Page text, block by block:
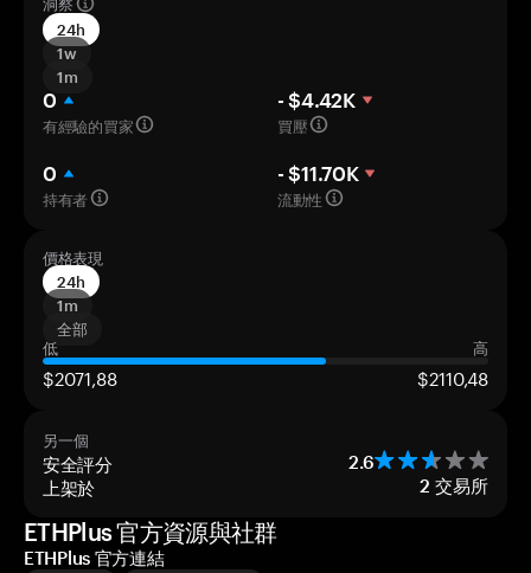
24h
1w
1m
0
有經驗的買家
- $4.42K
買壓
0
持有者
- $11.70K
流動性
價格表現
24h
1m
全部
低
高
$2071,88 $2110,48
另一個
安全評分 2.6
上架於 2 交易所
ETHPlus 官方資源與社群
ETHPlus 官方連結